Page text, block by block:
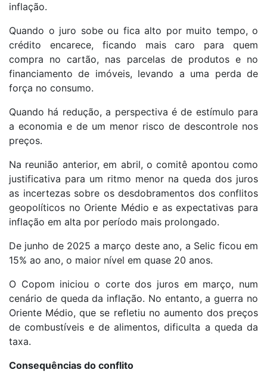
inflação.
Quando o juro sobe ou fica alto por muito tempo, o
crédito encarece, ficando mais caro para quem
compra no cartão, nas parcelas de produtos e no
financiamento de imóveis, levando a uma perda de
força no consumo.
Quando há redução, a perspectiva é de estímulo para
a economia e de um menor risco de descontrole nos
preços.
Na reunião anterior, em abril, o comitê apontou como
justificativa para um ritmo menor na queda dos juros
as incertezas sobre os desdobramentos dos conflitos
geopolíticos no Oriente Médio e as expectativas para
inflação em alta por período mais prolongado.
De junho de 2025 a março deste ano, a Selic ficou em
15% ao ano, o maior nível em quase 20 anos.
O Copom iniciou o corte dos juros em março, num
cenário de queda da inflação. No entanto, a guerra no
Oriente Médio, que se refletiu no aumento dos preços
de combustíveis e de alimentos, dificulta a queda da
taxa.
Consequências do conflito